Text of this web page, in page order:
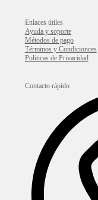
Enlaces útiles
Ayuda y soporte
Métodos de pago
Términos y Condicionces
Politicas de Privacidad
Contacto rápido